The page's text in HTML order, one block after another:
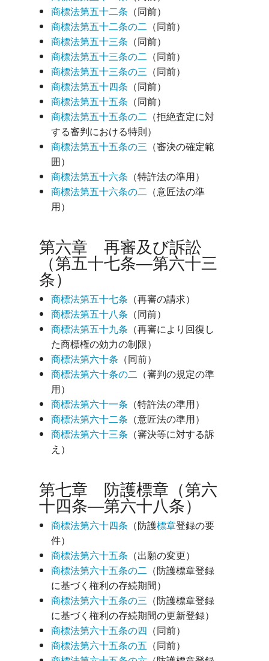
商標法第五十二条 （同前）
商標法第五十二条の二 （同前）
商標法第五十三条 （同前）
商標法第五十三条の二 （同前）
商標法第五十三条の三 （同前）
商標法第五十四条 （同前）
商標法第五十五条 （同前）
商標法第五十五条の二 （拒絶査定に対
する審判における特則）
商標法第五十五条の三 （審決の確定範
囲）
商標法第五十六条 （特許法の準用）
商標法第五十六条の二 （意匠法の準
用）
第六章 再審及び訴訟
（第五十七条―第六十三
条）
商標法第五十七条 （再審の請求）
商標法第五十八条 （同前）
商標法第五十九条 （再審により回復し
た商標権の効力の制限）
商標法第六十条 （同前）
商標法第六十条の二 （審判の規定の準
用）
商標法第六十一条 （特許法の準用）
商標法第六十二条 （意匠法の準用）
商標法第六十三条 （審決等に対する訴
え）
第七章 防護標章（第六
十四条―第六十八条）
商標法第六十四条 （防護標章登録の要
件）
商標法第六十五条 （出願の変更）
商標法第六十五条の二 （防護標章登録
に基づく権利の存続期間）
商標法第六十五条の三 （防護標章登録
に基づく権利の存続期間の更新登録）
商標法第六十五条の四 （同前）
商標法第六十五条の五 （同前）